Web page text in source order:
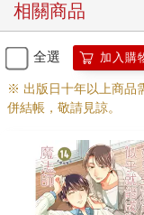
相關商品
全選 加入購
※ 出版日十年以上商品
併結帳，敬請見諒。